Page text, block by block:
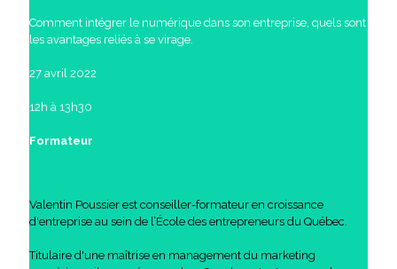
Comment intégrer le numérique dans son entreprise, quels sont
les avantages reliés à se virage.
27 avril 2022
12h à 13h30
Formateur
Valentin Poussier est conseiller-formateur en croissance
d'entreprise au sein de l’École des entrepreneurs du Québec.
Titulaire d'une maîtrise en management du marketing